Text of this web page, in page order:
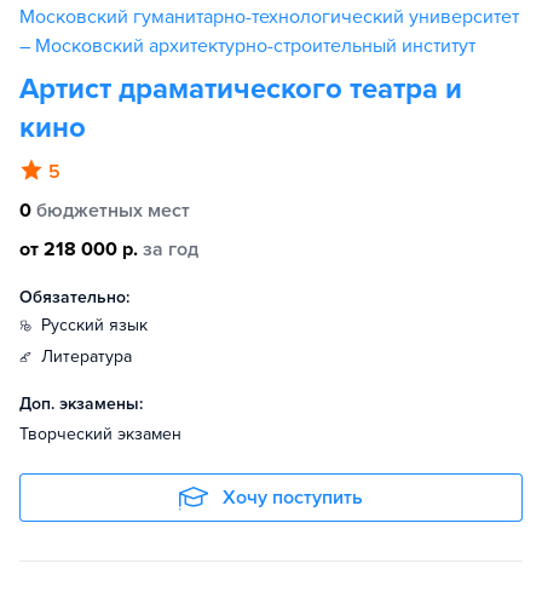
Московский гуманитарно-технологический университет
– Московский архитектурно-строительный институт
Артист драматического театра и
кино
5
0 бюджетных мест
от 218 000 р. за год
Обязательно:
русский язык
литература
Доп. экзамены:
Творческий экзамен
Хочу поступить